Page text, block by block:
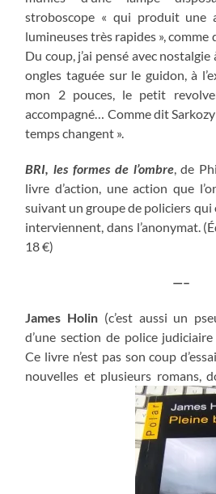
stroboscope « qui produit une
lumineuses très rapides », comme
Du coup, j’ai pensé avec
ongles taguée sur le guidon, à
mon 2 pouces, le petit
accompagné… Comme dit Sarkozy
temps changent ».
BRI, les formes de l’ombre, de
livre d’action, une action que
suivant un groupe de policiers
interviennent, dans l’anonymat.
18 €)
—–
James Holin (c’est aussi un
d’une section de police
Ce livre n’est pas son coup
nouvelles et plusieurs romans,